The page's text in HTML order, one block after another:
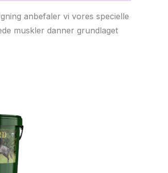
anbefaler vi vores specielle
muskler danner grundlaget